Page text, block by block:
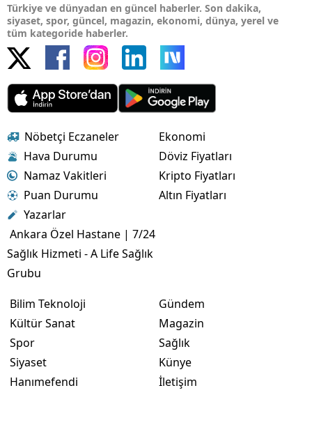
Türkiye ve dünyadan en güncel haberler. Son dakika,
siyaset, spor, güncel, magazin, ekonomi, dünya, yerel ve
tüm kategoride haberler.
Nöbetçi Eczaneler
Hava Durumu
Namaz Vakitleri
Puan Durumu
Yazarlar
Ankara Özel Hastane | 7/24
Sağlık Hizmeti - A Life Sağlık
Grubu
Ekonomi
Döviz Fiyatları
Kripto Fiyatları
Altın Fiyatları
Bilim Teknoloji
Kültür Sanat
Spor
Siyaset
Hanımefendi
Gündem
Magazin
Sağlık
Künye
İletişim